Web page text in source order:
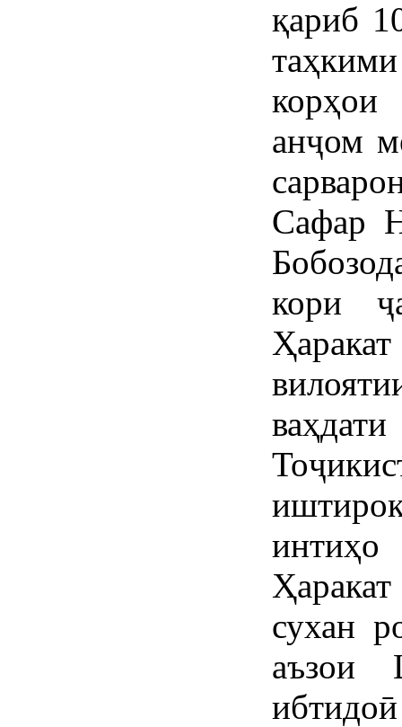
қариб
анҷом
Сафар
кори
сухан
аъзои